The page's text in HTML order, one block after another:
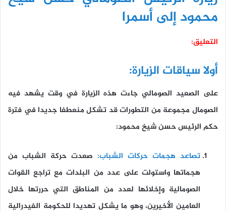
محمود إلى أسمرا
التعليق:
أولا سياقات الزيارة:
على الصعيد الصومالي جاءت هذه الزيارة في وقت يشهد فيه
الصومال مجموعة من التطورات قد تشكل منعطفا جديدا في فترة
حكم الرئيس حسن شيخ محمود:
تصاعد هجمات حركات الشباب: صعدت حركة الشباب من
هجماتها واستولت على عدد من البلدات مع تراجع القوات
الصومالية وإخلائها لعدد من المناطق التي حررتها خلال
العامين الأخيرين، وهو ما يشكل تهديدا للحكومة الفيدرالية